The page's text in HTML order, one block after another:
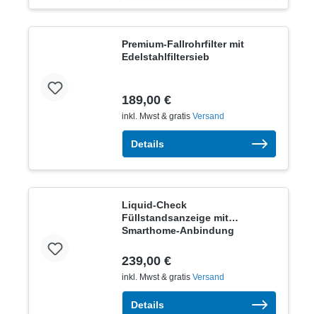
Premium-Fallrohrfilter mit
Edelstahlfiltersieb
189,00 €
inkl. Mwst & gratis Versand
Details
Liquid-Check
Füllstandsanzeige mit
Smarthome-Anbindung
239,00 €
inkl. Mwst & gratis Versand
Details